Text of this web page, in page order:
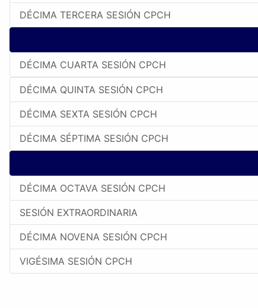
DÉCIMA TERCERA SESIÓN CPCH
DÉCIMA CUARTA SESIÓN CPCH
DÉCIMA QUINTA SESIÓN CPCH
DÉCIMA SEXTA SESIÓN CPCH
DÉCIMA SÉPTIMA SESIÓN CPCH
DÉCIMA OCTAVA SESIÓN CPCH
SESIÓN EXTRAORDINARIA
DÉCIMA NOVENA SESIÓN CPCH
VIGÉSIMA SESIÓN CPCH